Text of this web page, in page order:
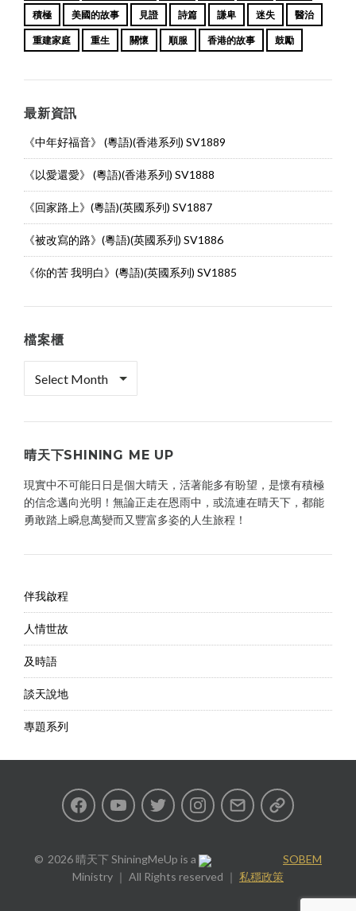
積極 美國的故事 見證 詩篇 謙卑 迷失 醫治
重建家庭 重生 關懷 順服 香港的故事 鼓勵
最新資訊
《中年好福音》 (粵語)(香港系列) SV1889
《以愛還愛》 (粵語)(香港系列) SV1888
《回家路上》(粵語)(英國系列) SV1887
《被改寫的路》(粵語)(英國系列) SV1886
《你的苦 我明白》(粵語)(英國系列) SV1885
檔案櫃
晴天下SHINING ME UP
現實中不可能日日是個大晴天，活著能多有盼望，是懷有積極
的信念邁向光明！無論正走在恩雨中，或流連在晴天下，都能
勇敢踏上瞬息萬變而又豐富多姿的人生旅程！
伴我啟程
人情世故
及時語
談天說地
專題系列
FacebookYoutubeTwitter InstagramEmail 私
政
2026 晴天下 ShiningMeUp is a
SOBEM
Ministry ｜ All Rights reserved ｜ 私穩政策